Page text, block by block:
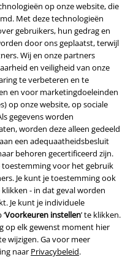
op onze website, die
Met deze technologieën
gebruikers, hun gedrag en
door ons geplaatst, terwijl
Wij en onze partners
en veiligheid van onze
te verbeteren en te
en voor marketingdoeleinden
op onze website, op sociale
gegevens worden
worden deze alleen gedeeld
een adequaatheidsbesluit
behoren gecertificeerd zijn.
toestemming voor het gebruik
Je kunt je toestemming ook
klikken - in dat geval worden
Je kunt je individuele
Voorkeuren instellen’ te klikken.
op elk gewenst moment hier
wijzigen. Ga voor meer
naar Privacybeleid.